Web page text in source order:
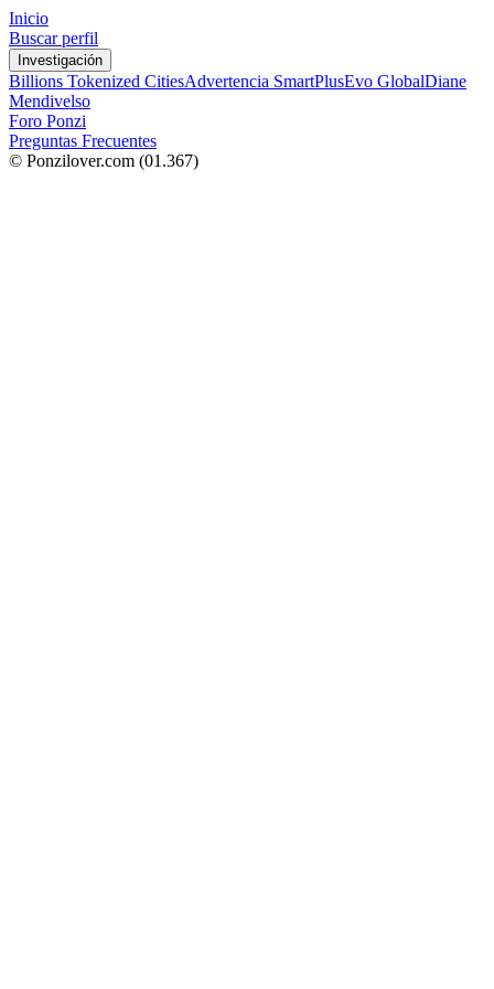
Inicio
Buscar perfil
Investigación
Billions Tokenized CitiesAdvertencia SmartPlusEvo GlobalDiane
Mendivelso
Foro Ponzi
Preguntas Frecuentes
© Ponzilover.com (01.367)